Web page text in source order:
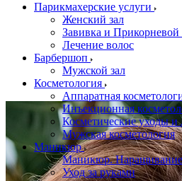
Парикмахерские услуги
Женский зал
Завивка и Прикорневой
Лечение волос
Барбершоп
Мужской зал
Косметология
Аппаратная
Инъекционная
Косметические уходы и
Мужская косметология
Маникюр
Маникюр. Наращивание
Уход за руками